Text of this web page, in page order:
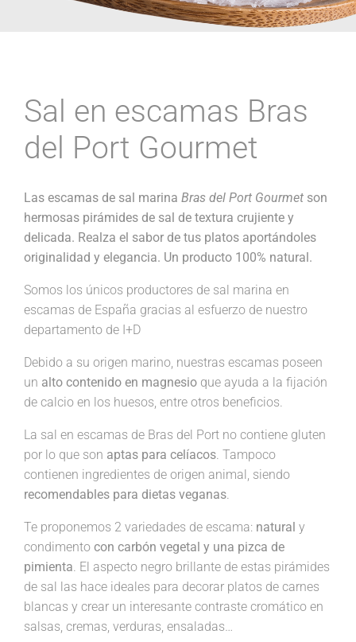
Sal en escamas Bras
del Port Gourmet
Las escamas de sal marina Bras del Port Gourmet son
hermosas pirámides de sal de textura crujiente y
delicada. Realza el sabor de tus platos aportándoles
originalidad y elegancia. Un producto 100% natural.
Somos los únicos productores de sal marina en
escamas de España gracias al esfuerzo de nuestro
departamento de I+D
Debido a su origen marino, nuestras escamas poseen
un alto contenido en magnesio que ayuda a la fijación
de calcio en los huesos, entre otros beneficios.
La sal en escamas de Bras del Port no contiene gluten
por lo que son aptas para celíacos. Tampoco
contienen ingredientes de origen animal, siendo
recomendables para dietas veganas.
Te proponemos 2 variedades de escama: natural y
condimento con carbón vegetal y una pizca de
pimienta. El aspecto negro brillante de estas pirámides
de sal las hace ideales para decorar platos de carnes
blancas y crear un interesante contraste cromático en
salsas, cremas, verduras, ensaladas…